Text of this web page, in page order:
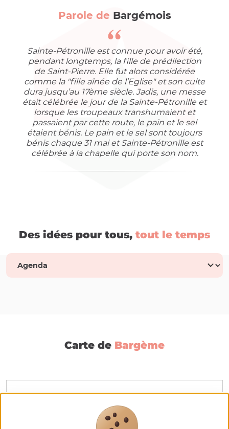
Parole de Bargémois
Sainte-Pétronille est connue pour avoir été,
pendant longtemps, la fille de prédilection
de Saint-Pierre. Elle fut alors considérée
comme la "fille aînée de l’Eglise" et son culte
dura jusqu’au 17ème siècle. Jadis, une messe
était célébrée le jour de la Sainte-Pétronille et
lorsque les troupeaux transhumaient et
passaient par cette route, le pain et le sel
étaient bénis. Le pain et le sel sont toujours
bénis chaque 31 mai et Sainte-Pétronille est
célébrée à la chapelle qui porte son nom.
Des idées pour tous, tout le temps
Carte de Bargème